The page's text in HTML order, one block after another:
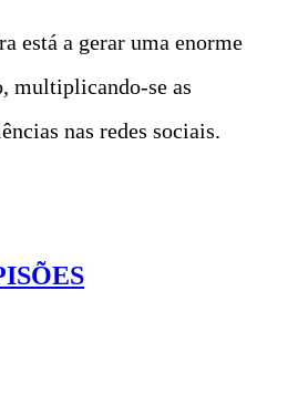
está a gerar uma enorme
multiplicando-se as
nas redes sociais.